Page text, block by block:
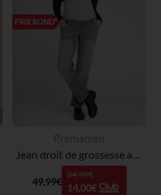
PRIX ROND*
Jean droit de grossesse avec bandeau haut
49,99€
24,99€
14,00€